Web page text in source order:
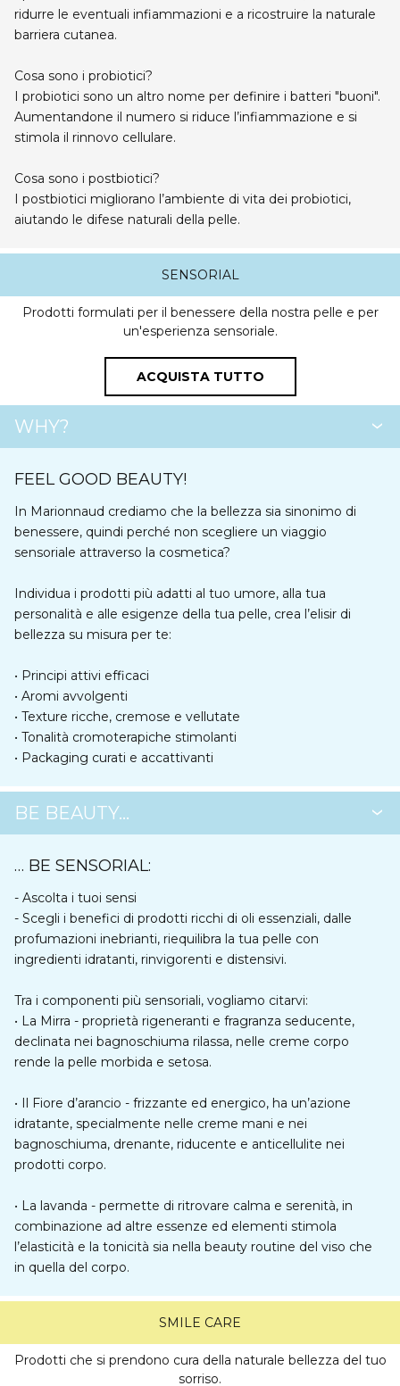
ridurre le eventuali infiammazioni e a ricostruire la naturale
barriera cutanea.
Cosa sono i probiotici?
I probiotici sono un altro nome per definire i batteri "buoni".
Aumentandone il numero si riduce l’infiammazione e si
stimola il rinnovo cellulare.
Cosa sono i postbiotici?
I postbiotici migliorano l’ambiente di vita dei probiotici,
aiutando le difese naturali della pelle.
SENSORIAL
Prodotti formulati per il benessere della nostra pelle e per
un'esperienza sensoriale.
ACQUISTA TUTTO
WHY?
FEEL GOOD BEAUTY!
In Marionnaud crediamo che la bellezza sia sinonimo di
benessere, quindi perché non scegliere un viaggio
sensoriale attraverso la cosmetica?
Individua i prodotti più adatti al tuo umore, alla tua
personalità e alle esigenze della tua pelle, crea l’elisir di
bellezza su misura per te:
• Principi attivi efficaci
• Aromi avvolgenti
• Texture ricche, cremose e vellutate
• Tonalità cromoterapiche stimolanti
• Packaging curati e accattivanti
BE BEAUTY…
… BE SENSORIAL:
- Ascolta i tuoi sensi
- Scegli i benefici di prodotti ricchi di oli essenziali, dalle
profumazioni inebrianti, riequilibra la tua pelle con
ingredienti idratanti, rinvigorenti e distensivi.
Tra i componenti più sensoriali, vogliamo citarvi:
• La Mirra - proprietà rigeneranti e fragranza seducente,
declinata nei bagnoschiuma rilassa, nelle creme corpo
rende la pelle morbida e setosa.
• Il Fiore d’arancio - frizzante ed energico, ha un’azione
idratante, specialmente nelle creme mani e nei
bagnoschiuma, drenante, riducente e anticellulite nei
prodotti corpo.
• La lavanda - permette di ritrovare calma e serenità, in
combinazione ad altre essenze ed elementi stimola
l’elasticità e la tonicità sia nella beauty routine del viso che
in quella del corpo.
SMILE CARE
Prodotti che si prendono cura della naturale bellezza del tuo
sorriso.